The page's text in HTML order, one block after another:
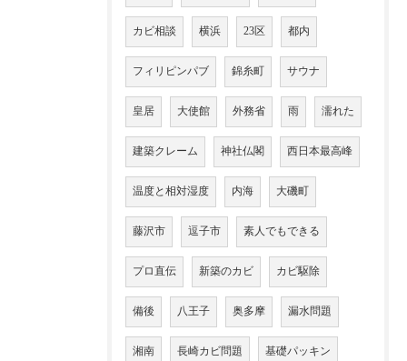
カビ相談 横浜 23区 都内
フィリピンパブ 錦糸町 サウナ
皇居 大使館 外務省 雨 濡れた
建築クレーム 神社仏閣 西日本最高峰
温度と相対湿度 内海 大磯町
藤沢市 逗子市 素人でもできる
プロ直伝 新築のカビ カビ駆除
備後 八王子 奥多摩 漏水問題
湘南 長崎カビ問題 基礎パッキン